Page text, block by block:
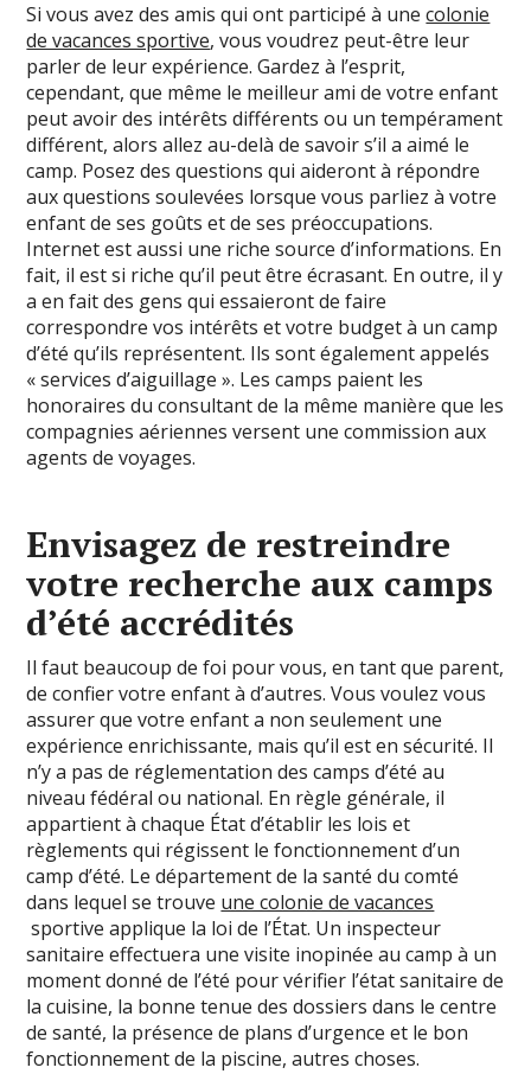
Si vous avez des amis qui ont participé à unecolonie
de vacances sportive, vous voudrez peut-être leur
parler de leur expérience. Gardez à l’esprit,
cependant, que même le meilleur ami de votre enfant
peut avoir des intérêts différents ou un tempérament
différent, alors allez au-delà de savoir s’il a aimé le
camp. Posez des questions qui aideront à répondre
aux questions soulevées lorsque vous parliez à votre
enfant de ses goûts et de ses préoccupations.
Internet est aussi une riche source d’informations. En
fait, il est si riche qu’il peut être écrasant. En outre, il y
a en fait des gens qui essaieront de faire
correspondre vos intérêts et votre budget à un camp
d’été qu’ils représentent. Ils sont également appelés
« services d’aiguillage ». Les camps paient les
honoraires du consultant de la même manière que les
compagnies aériennes versent une commission aux
agents de voyages.
Envisagez de restreindre
votre recherche aux camps
d’été accrédités
Il faut beaucoup de foi pour vous, en tant que parent,
de confier votre enfant à d’autres. Vous voulez vous
assurer que votre enfant a non seulement une
expérience enrichissante, mais qu’il est en sécurité. Il
n’y a pas de réglementation des camps d’été au
niveau fédéral ou national. En règle générale, il
appartient à chaque État d’établir les lois et
règlements qui régissent le fonctionnement d’un
camp d’été. Le département de la santé du comté
dans lequel se trouve une colonie de vacances
sportive applique la loi de l’État. Un inspecteur
sanitaire effectuera une visite inopinée au camp à un
moment donné de l’été pour vérifier l’état sanitaire de
la cuisine, la bonne tenue des dossiers dans le centre
de santé, la présence de plans d’urgence et le bon
fonctionnement de la piscine, autres choses.